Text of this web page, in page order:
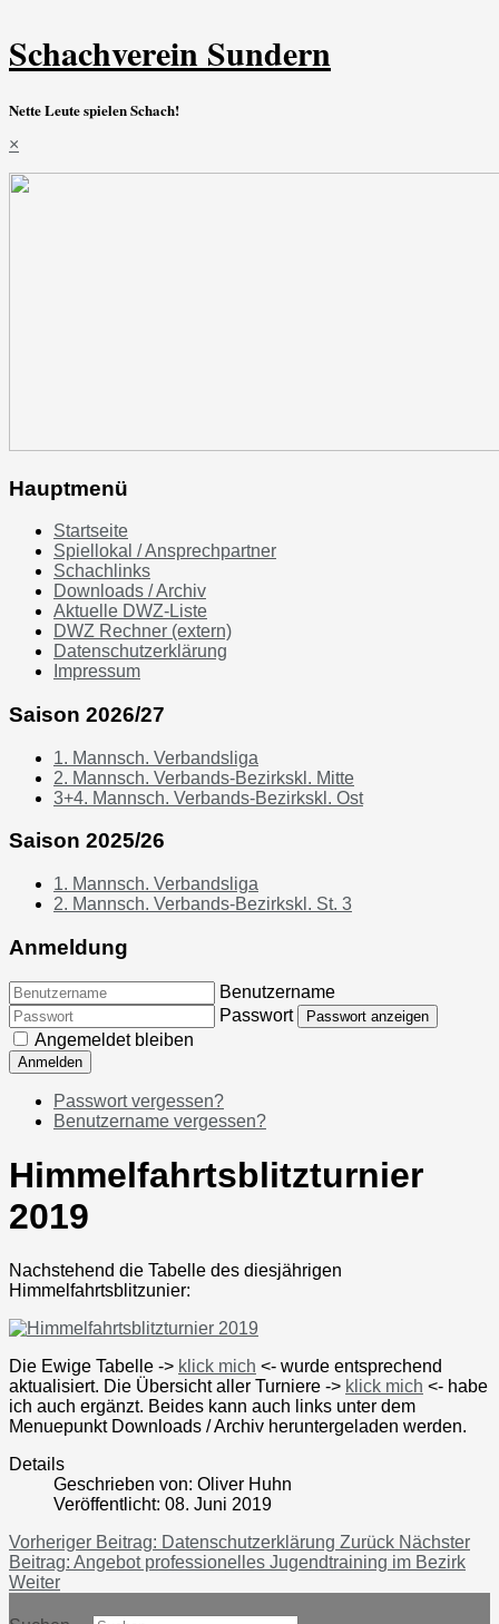
Schachverein Sundern
Nette Leute spielen Schach!
×
Hauptmenü
Startseite
Spiellokal / Ansprechpartner
Schachlinks
Downloads / Archiv
Aktuelle DWZ-Liste
DWZ Rechner (extern)
Datenschutzerklärung
Impressum
Saison 2026/27
1. Mannsch. Verbandsliga
2. Mannsch. Verbands-Bezirkskl. Mitte
3+4. Mannsch. Verbands-Bezirkskl. Ost
Saison 2025/26
1. Mannsch. Verbandsliga
2. Mannsch. Verbands-Bezirkskl. St. 3
Anmeldung
Benutzername
Passwort
Passwort anzeigen
Angemeldet bleiben
Anmelden
Passwort vergessen?
Benutzername vergessen?
Himmelfahrtsblitzturnier
2019
Nachstehend die Tabelle des diesjährigen
Himmelfahrtsblitzunier:
Die Ewige Tabelle -> klick mich <- wurde entsprechend
aktualisiert. Die Übersicht aller Turniere -> klick mich <- habe
ich auch ergänzt. Beides kann auch links unter dem
Menuepunkt Downloads / Archiv heruntergeladen werden.
Details
Geschrieben von: Oliver Huhn
Veröffentlicht: 08. Juni 2019
Vorheriger Beitrag: Datenschutzerklärung Zurück Nächster
Beitrag: Angebot professionelles Jugendtraining im Bezirk
Weiter